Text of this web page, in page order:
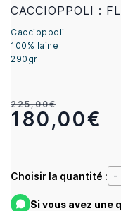
CACCIOPPOLI :
Caccioppoli
100% laine
290gr
180,00€
225,00€
Choisir la quantité :
Si vous avez une